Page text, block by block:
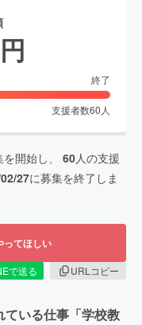
円
終了
支援者数60 人
開始し、 60人の支援
27に募集を終了しま
ってほしい
で送る
URLコピー
ている仕事「学校教